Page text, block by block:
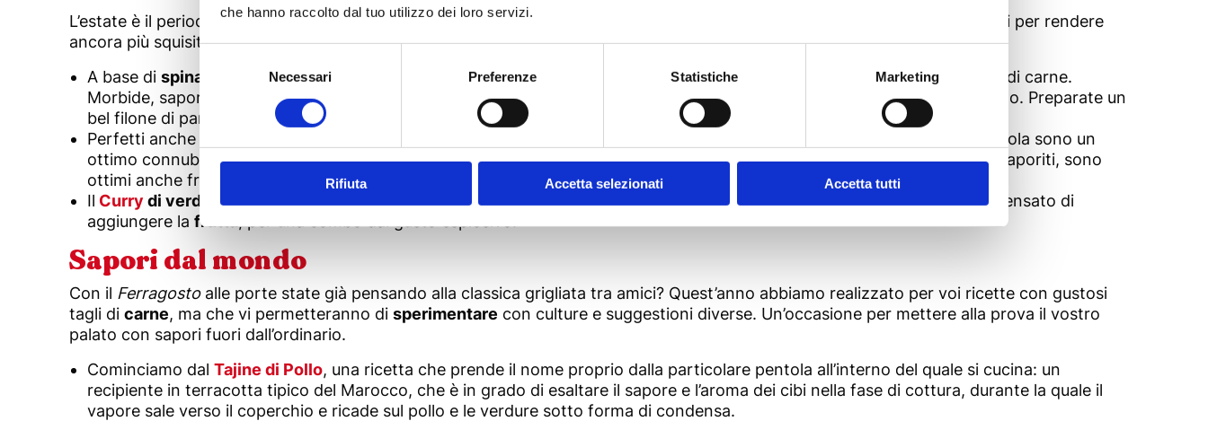
che hanno raccolto dal tuo utilizzo dei loro servizi.
del
consenso
Necessari Preferenze Statistiche Marketing
Rifiuta Accetta selezionati Accetta tutti
L’estate è il periodo perfetto per apprezzare ifrutti della terra
, colorati e gustosissimi. Grazie a deliziosi abbinamenti pensati per rendere
ancora più squisite leverdure, ecco i nostri consigli per piatti leggeri e vegetariani.
A base di spinaci e completate da un ottimo sugo, questepolpette alternativa vegetariana
alle classiche polpette di carne.
Morbide, saporite e molto semplici da realizzare, vi conquisteranno grazie al cuore filante e al sughetto cremoso e saporito. Preparate un
bel filone di pane perché la scarpetta non potrà assolutamente mancare!
Perfetti anche come piatto unico, i
sono una vera prelibatezza. Peperoni e gorgonzola sono un
ottimo connubio ma è insieme al riso che danno vita ad un piatto buonissimo, completo, gustoso e nutriente! Cremosi e saporiti, sono
ottimi anche freddi.
Il Curry di verdureè un piatto cremoso, speziato, ma soprattutto ricco di verdure buone e nutrienti. A queste, abbiamo pensato di
aggiungere la frutta
Sapori dal mondo
Con il Ferragostoalle porte state già pensando alla classica grigliata tra amici? Quest’anno abbiamo realizzato per voi ricette con gustosi
tagli di carne, ma che vi permetteranno di sperimentare con culture e suggestioni diverse. Un’occasione per mettere alla prova il vostro
palato con sapori fuori dall’ordinario.
Cominciamo dal Tajine di Pollo, una ricetta che prende il nome proprio dalla particolare pentola all’interno del quale si cucina: un
recipiente in terracotta tipico del Marocco, che è in grado di esaltare il sapore e l’aroma dei cibi nella fase di cottura, durante la quale il
vapore sale verso il coperchio e ricade sul pollo e le verdure sotto forma di condensa.